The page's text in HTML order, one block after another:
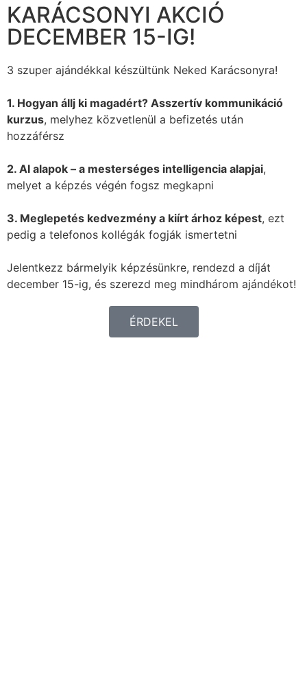
KARÁCSONYI AKCIÓ
DECEMBER 15-IG!
3 szuper ajándékkal készültünk Neked Karácsonyra!
1. Hogyan állj ki magadért? Asszertív kommunikáció
kurzus, melyhez közvetlenül a befizetés után
hozzáférsz
2. AI alapok – a mesterséges intelligencia alapjai,
melyet a képzés végén fogsz megkapni
3. Meglepetés kedvezmény a kiírt árhoz képest, ezt
pedig a telefonos kollégák fogják ismertetni
Jelentkezz bármelyik képzésünkre, rendezd a díját
december 15-ig, és szerezd meg mindhárom ajándékot!
ÉRDEKEL